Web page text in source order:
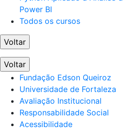
Power BI
Todos os cursos
Voltar
Voltar
Fundação Edson Queiroz
Universidade de Fortaleza
Avaliação Institucional
Responsabilidade Social
Acessibilidade